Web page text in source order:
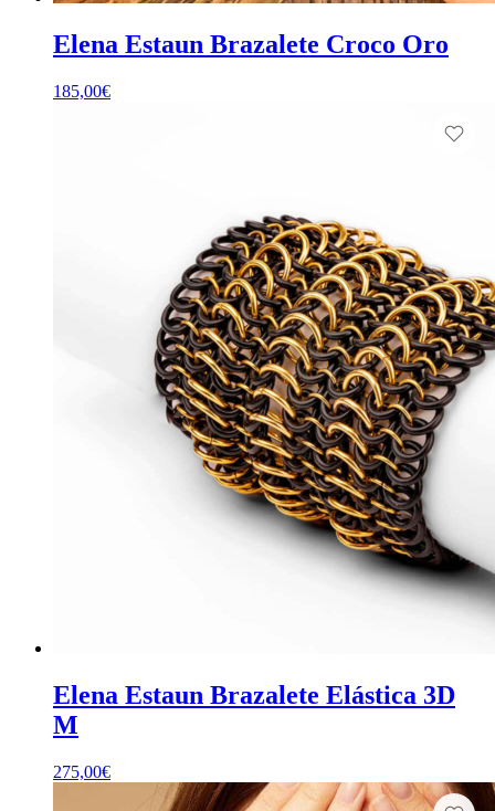
Elena Estaun Brazalete Croco Oro
185,00€
Elena Estaun Brazalete Elástica 3D
M
275,00€